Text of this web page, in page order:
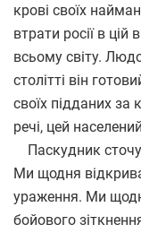
крові своїх
втрати росії в цій
всьому світу.
столітті він
своїх підданих
речі, цей
Паскудник
Ми щодня
ураження. Ми
бойового